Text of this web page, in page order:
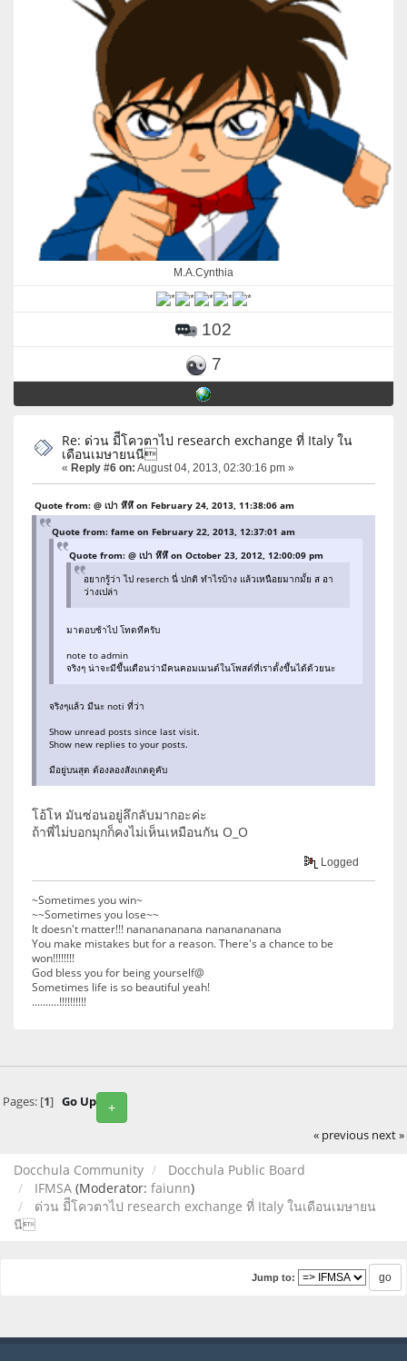
M.A.Cynthia
102
7
Re: ด่วน มีีโควตาไป research exchange ที่ Italy ใน
เดือนเมษายนนี
« Reply #6 on: August 04, 2013, 02:30:16 pm »
Quote from: @ เปา หึหึ on February 24, 2013, 11:38:06 am
Quote from: fame on February 22, 2013, 12:37:01 am
Quote from: @ เปา หึหึ on October 23, 2012, 12:00:09 pm
อยากรู้ว่า ไป reserch นี่ ปกติ ทำไรบ้าง แล้วเหนือยมากมั้ย ส อา
ว่างเปล่า
มาตอบช้าไป โทดทีครับ
note to admin
จริงๆ น่าจะมีขึ้นเตือนว่ามีคนคอมเมนต์ในโพสต์ที่เราตั้งขึ้นได้ด้วยนะ
จริงๆแล้ว มีนะ noti ที่ว่า
Show unread posts since last visit.
Show new replies to your posts.
มีอยู่บนสุด ต้องลองสังเกตดูคับ
โอ้โห มันซ่อนอยู่ลึกลับมากอะค่ะ
ถ้าพี่ไม่บอกมุกก็คงไม่เห็นเหมือนกัน O_O
Logged
~Sometimes you win~
~~Sometimes you lose~~
It doesn't matter!!! nananananana nananananana
You make mistakes but for a reason. There's a chance to be
won!!!!!!!!
God bless you for being yourself@
Sometimes life is so beautiful yeah!
..........!!!!!!!!!!
+
Pages: [1] Go Up
« previous next »
Docchula Community
Docchula Public Board
IFMSA (Moderator: faiunn)
ด่วน มีีโควตาไป research exchange ที่ Italy ในเดือนเมษายน
นี
Jump to: